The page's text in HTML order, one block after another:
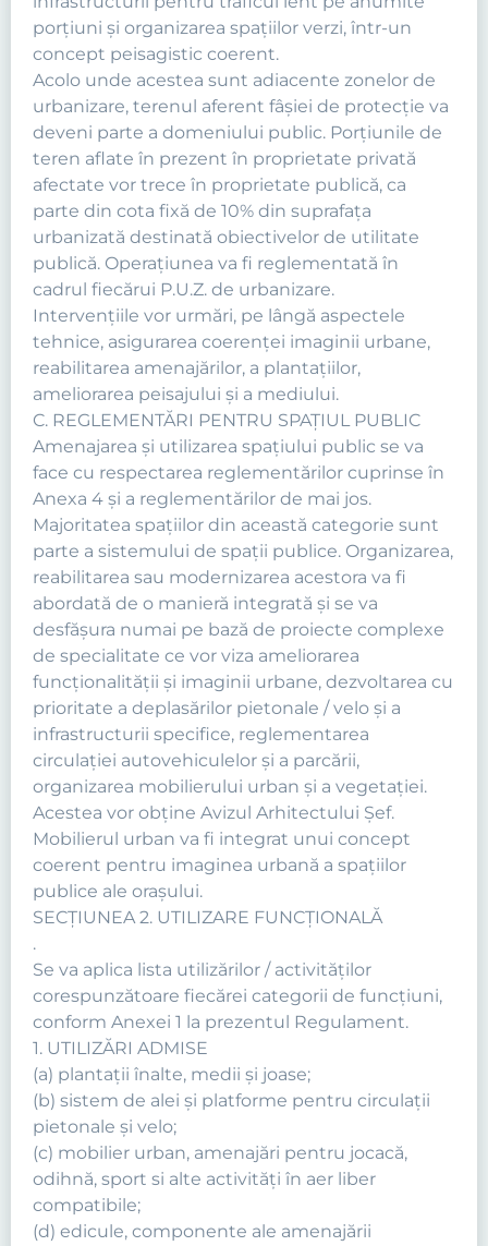
porţiuni şi organizarea spaţiilor verzi, într-un
concept peisagistic coerent.
Acolo unde acestea sunt adiacente zonelor de
urbanizare, terenul aferent fâşiei de protecţie va
deveni parte a domeniului public. Porţiunile de
teren aflate în prezent în proprietate privată
afectate vor trece în proprietate publică, ca
parte din cota fixă de 10% din suprafaţa
urbanizată destinată obiectivelor de utilitate
publică. Operaţiunea va fi reglementată în
cadrul fiecărui P.U.Z. de urbanizare.
Intervenţiile vor urmări, pe lângă aspectele
tehnice, asigurarea coerenţei imaginii urbane,
reabilitarea amenajărilor, a plantaţiilor,
ameliorarea peisajului şi a mediului.
C. REGLEMENTĂRI PENTRU SPAȚIUL PUBLIC
Amenajarea şi utilizarea spaţiului public se va
face cu respectarea reglementărilor cuprinse în
Anexa 4 şi a reglementărilor de mai jos.
Majoritatea spaţiilor din această categorie sunt
parte a sistemului de spaţii publice. Organizarea,
reabilitarea sau modernizarea acestora va fi
abordată de o manieră integrată şi se va
desfăşura numai pe bază de proiecte complexe
de specialitate ce vor viza ameliorarea
funcţionalităţii şi imaginii urbane, dezvoltarea cu
prioritate a deplasărilor pietonale / velo şi a
infrastructurii specifice, reglementarea
circulaţiei autovehiculelor şi a parcării,
organizarea mobilierului urban şi a vegetaţiei.
Acestea vor obține Avizul Arhitectului Șef.
Mobilierul urban va fi integrat unui concept
coerent pentru imaginea urbană a spaţiilor
publice ale oraşului.
SECŢIUNEA 2. UTILIZARE FUNCŢIONALĂ
.
Se va aplica lista utilizărilor / activităţilor
corespunzătoare fiecărei categorii de funcţiuni,
conform Anexei 1 la prezentul Regulament.
1. UTILIZĂRI ADMISE
(a) plantaţii înalte, medii şi joase;
(b) sistem de alei şi platforme pentru circulaţii
pietonale şi velo;
(c) mobilier urban, amenajări pentru jocacă,
odihnă, sport si alte activităţi în aer liber
compatibile;
(d) edicule, componente ale amenajării